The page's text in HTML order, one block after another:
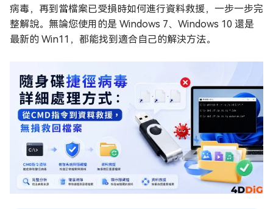
病毒，再到當檔案已受損時如何進行資料救援，一步一步完
整解說。無論您使用的是 Windows 7、Windows 10 還是
最新的 Win11，都能找到適合自己的解決方法。